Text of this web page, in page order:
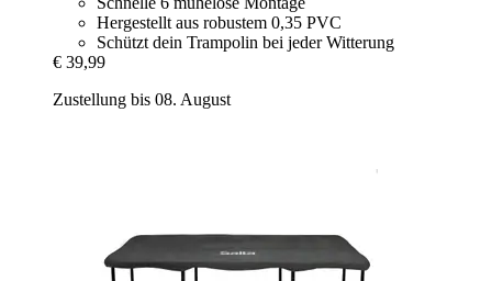
Hergestellt aus robustem 0,35 PVC
Schützt dein Trampolin bei jeder Witterung
€ 39,99
Zustellung bis 08. August